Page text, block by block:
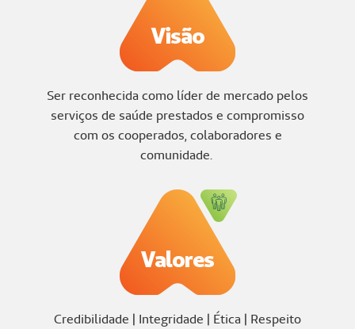
Ser reconhecida como líder de mercado pelos
serviços de saúde prestados e compromisso
com os cooperados, colaboradores e
comunidade.
Credibilidade | Integridade | Ética | Respeito